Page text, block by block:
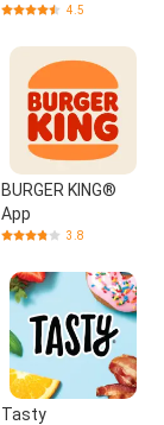
4.5
BURGER KING®
App
3.8
Tasty